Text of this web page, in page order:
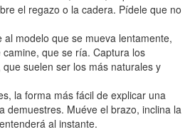
el regazo o la cadera. Pídele que no
al modelo que se mueva lentamente,
que se ría. Captura los
suelen ser los más naturales y
la forma más fácil de explicar una
demuestres. Muéve el brazo, inclina la
al instante.